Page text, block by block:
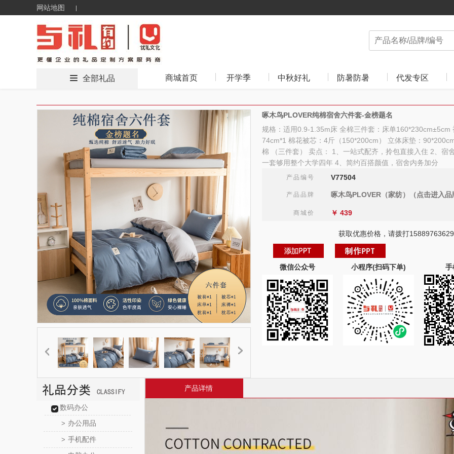
网站地图
全部礼品 商城首页 开学季 中秋好礼 防暑防暑 代发专区
啄木鸟PLOVER纯棉宿舍六件套-金榜题名
规格：适用0.9-1.35m床 全棉三件套：床单160*230cm±5cm
74cm*1 棉花被芯：4斤（150*200cm） 立体床垫：
棉 （三件套） 卖点： 1、一站式配齐，拎包直接入住 2、宿
一套够用整个大学四年 4、简约百搭颜值，宿舍内务加分
产品编号 V77504
产品品牌 啄木鸟PLOVER（家纺）（点击进入品
商城价 ￥ 439
获取优惠价格，请拨打15889763629
微信公众号 小程序(扫码下单) 手
数码办公
> 办公用品
> 手机配件
产品详情